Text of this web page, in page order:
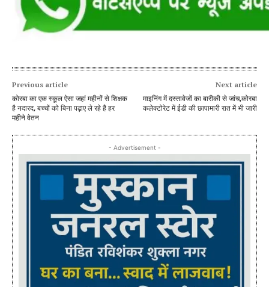
Previous article
कोरबा का एक स्कूल ऐसा जहां महीनों से शिक्षक
है नदारद, बच्चों को बिना पढ़ाए ले रहे है हर
महीने वेतन
Next article
माइनिंग में दस्तावेजों का बारीकी से जांच,कोरबा
कलेक्टोरेट में ईडी की छापामारी रात में भी जारी
- Advertisement -